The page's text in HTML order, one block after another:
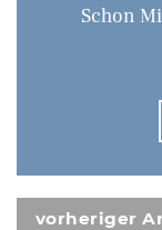
Schon
vorheriger